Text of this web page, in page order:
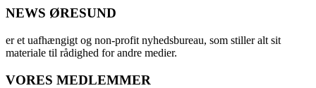
NEWS ØRESUND
er et uafhængigt og non-profit nyhedsbureau, som stiller alt sit
materiale til rådighed for andre medier.
VORES MEDLEMMER